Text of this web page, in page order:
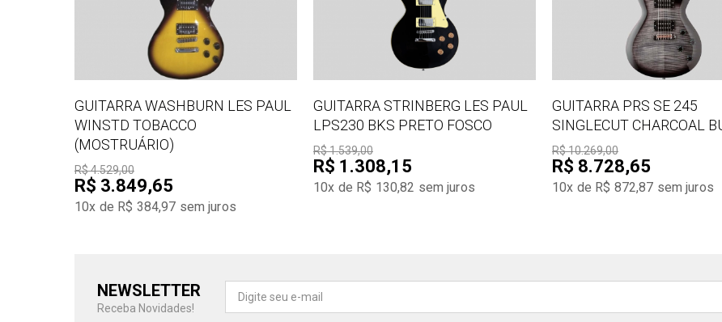
GUITARRA WASHBURN LES PAUL
WINSTD TOBACCO
(MOSTRUÁRIO)
R$ 4.529,00
R$ 3.849,65
10x de R$ 384,97 sem juros
GUITARRA STRINBERG LES PAUL
LPS230 BKS PRETO FOSCO
R$ 1.539,00
R$ 1.308,15
10x de R$ 130,82 sem juros
GUITARRA PRS SE 245
SINGLECUT CHARCOAL
R$ 10.269,00
R$ 8.728,65
10x de R$ 872,87 sem juros
NEWSLETTER
Receba Novidades!